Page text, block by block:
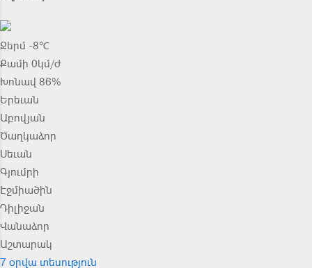
Ջերմ -8℃
Քամի 0կմ/ժ
Խոնավ 86%
Երեւան
Աբովյան
Ծաղկաձոր
Սեւան
Գյումրի
Էջմիածին
Դիլիջան
Վանաձոր
Աշտարակ
7 օրվա տեսություն